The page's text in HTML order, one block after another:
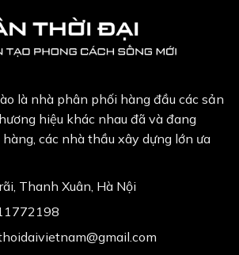
là nhà phân phối hàng đầu các sản
hiệu khác nhau đã và đang
các nhà thầu xây dựng lớn ưa
Thanh Xuân, Hà Nội